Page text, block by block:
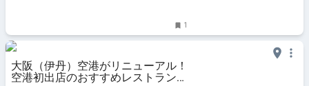
1
大阪（伊丹）空港がリニューアル！
空港初出店のおすすめレストラン・